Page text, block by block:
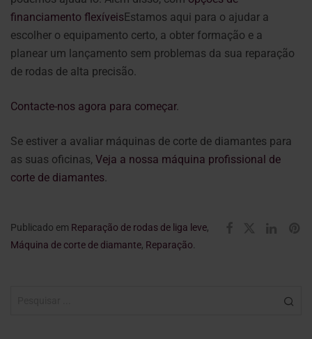
financiamento flexíveisEstamos aqui para o ajudar a
escolher o equipamento certo, a obter formação e a
planear um lançamento sem problemas da sua reparação
de rodas de alta precisão.
Contacte-nos agora para começar.
Se estiver a avaliar máquinas de corte de diamantes para
as suas oficinas, Veja a nossa máquina profissional de
corte de diamantes.
Publicado em Reparação de rodas de liga leve,
Máquina de corte de diamante, Reparação.